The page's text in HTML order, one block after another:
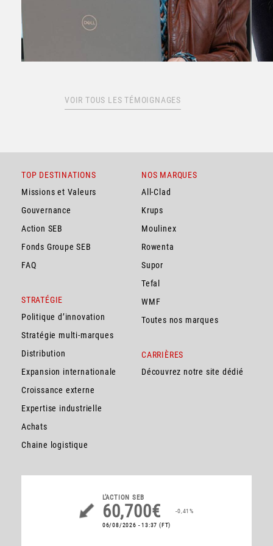
VOIR TOUS LES TÉMOIGNAGES
TOP DESTINATIONS
Missions et Valeurs
Gouvernance
Action SEB
Fonds Groupe SEB
FAQ
STRATÉGIE
Politique d’innovation
Stratégie multi-marques
Distribution
Expansion internationale
Croissance externe
Expertise industrielle
Achats
Chaine logistique
NOS MARQUES
All-Clad
Krups
Moulinex
Rowenta
Supor
Tefal
WMF
Toutes nos marques
CARRIÈRES
Découvrez notre site dédié
L’ACTION SEB
60,700€
06/08/2026 - 13:37 (FT)
-0,41%